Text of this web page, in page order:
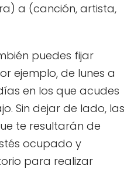
a (canción, artista,
puedes fijar
ejemplo, de lunes a
en los que acudes
Sin dejar de lado, las
te resultarán de
ocupado y
para realizar